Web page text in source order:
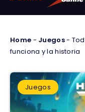
Home - Juegos-
funciona y la historia
Juegos